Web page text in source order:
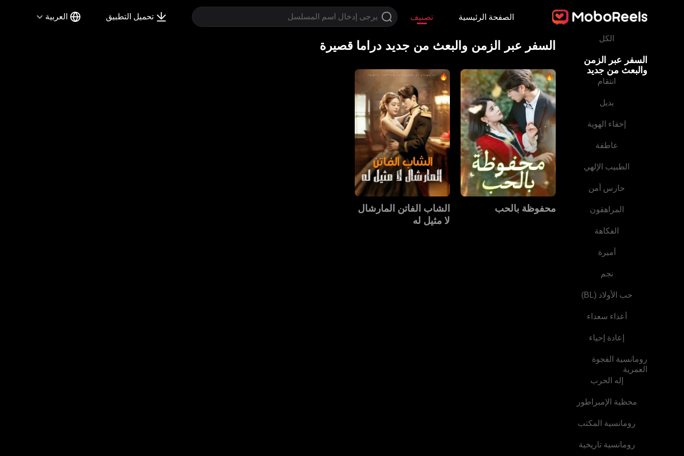
الصفحة الرئيسية تصنيف تحميل التطبيق العربية
الكل
السفر عبر الزمن
والبعث من جديد
انتقام
بديل
إخفاء الهوية
عاطفة
الطبيب الإلهي
حارس أمن
المراهقون
الفكاهة
أميرة
نجم
حب الأولاد (BL)
أعداء سعداء
إعادة إحياء
رومانسية الفجوة
العمرية
إله الحرب
محظية الإمبراطور
رومانسية المكتب
رومانسية تاريخية
السفر عبر الزمن والبعث من جديد دراما قصيرة
محفوظة بالحب
الشاب الفاتن المارشال
لا مثيل له